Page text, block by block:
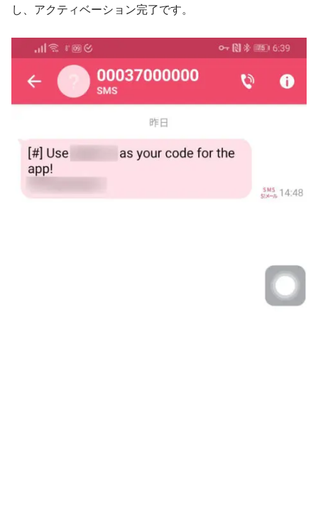
し、アクティベーション完了です。